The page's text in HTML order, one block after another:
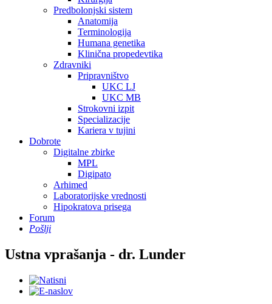
Predbolonjski sistem
Anatomija
Terminologija
Humana genetika
Klinična propedevtika
Zdravniki
Pripravništvo
UKC LJ
UKC MB
Strokovni izpit
Specializacije
Kariera v tujini
Dobrote
Digitalne zbirke
MPL
Digipato
Arhimed
Laboratorijske vrednosti
Hipokratova prisega
Forum
Pošlji
Ustna vprašanja - dr. Lunder